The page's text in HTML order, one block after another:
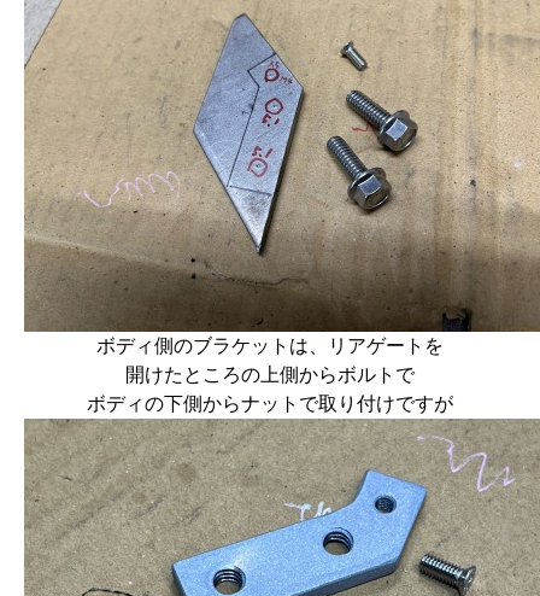
ボディ側のブラケットは、リアゲートを
開けたところの上側からボルトで
ボディの下側からナットで取り付けですが